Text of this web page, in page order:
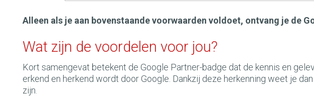
Alleen als je aan bovenstaande voorwaarden voldoet, ontvang je de
Wat zijn de voordelen voor jou?
Kort samengevat betekent de Google Partner-badge dat de kennis en
erkend en herkend wordt door Google. Dankzij deze herkenning weet je
zijn.